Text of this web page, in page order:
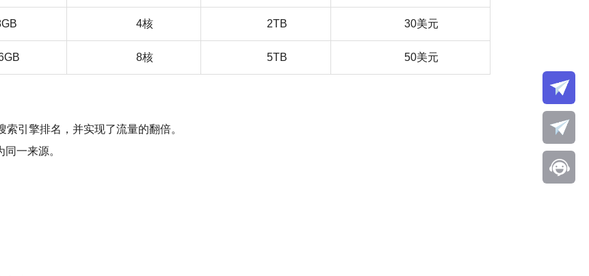
4核 2TB 30美元
8核 5TB 50美元
引擎排名，并实现了流量的翻倍。
一来源。